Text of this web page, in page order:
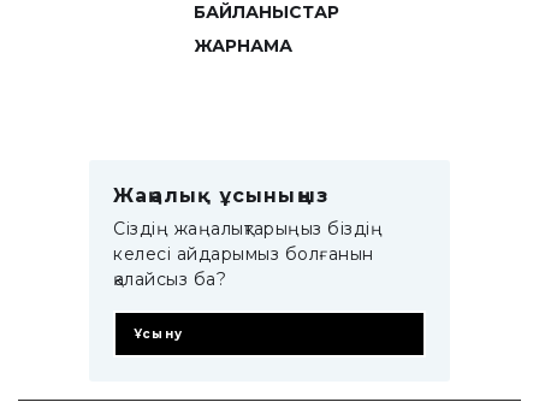
БАЙЛАНЫСТАР
ЖАРНАМА
Жаңалық ұсыныңыз
Сіздің жаңалықтарыңыз біздің
келесі айдарымыз болғанын
қалайсыз ба?
Ұсыну